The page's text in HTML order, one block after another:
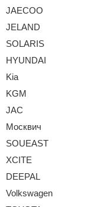
JAECOO
JELAND
SOLARIS
HYUNDAI
Kia
KGM
JAC
Москвич
SOUEAST
XCITE
DEEPAL
Volkswagen